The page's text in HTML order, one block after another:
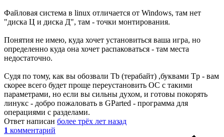
Файловая система в linux отличается от Windows, там нет
"диска Ц и диска Д", там - точки монтирования.
Понятия не имею, куда хочет установиться ваша игра, но
определенно куда она хочет распаковаться - там места
недостаточно.
Судя по тому, как вы обозвали Tb (терабайт) ,буквами Tp - вам
скорее всего будет проще переустановить ОС с такими
параметрами, но если вы сильны духом, и готовы покорять
линукс - добро пожаловать в GParted - программа для
операциями с разделами.
Ответ написан более трёх лет назад
1 комментарий